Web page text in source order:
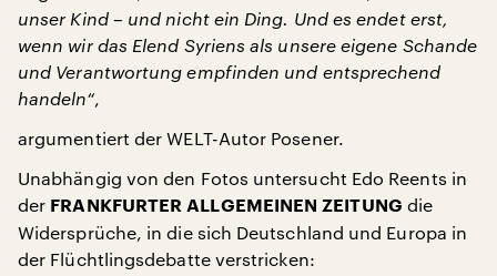
unser Kind – und nicht ein Ding. Und es endet erst,
wenn wir das Elend Syriens als unsere eigene Schande
und Verantwortung empfinden und entsprechend
handeln“,
argumentiert der WELT-Autor Posener.
Unabhängig von den Fotos untersucht Edo Reents in
der FRANKFURTER ALLGEMEINEN ZEITUNG die
Widersprüche, in die sich Deutschland und Europa in
der Flüchtlingsdebatte verstricken: